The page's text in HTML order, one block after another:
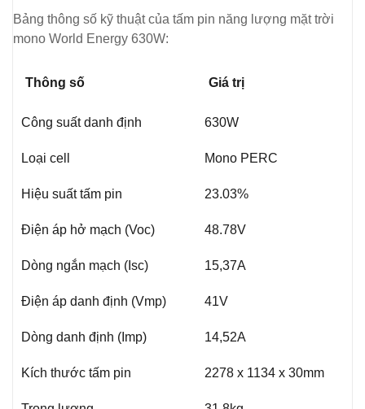
Bảng thông số kỹ thuật của tấm pin năng lượng mặt trời
mono World Energy 630W:
Thông số Giá trị
Công suất danh định 630W
Loại cell Mono PERC
Hiệu suất tấm pin 23.03%
Điện áp hở mạch (Voc) 48.78V
Dòng ngắn mạch (Isc) 15,37A
Điện áp danh định (Vmp) 41V
Dòng danh định (Imp) 14,52A
Kích thước tấm pin 2278 x 1134 x 30mm